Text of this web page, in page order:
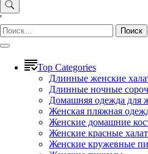
'
Найти:
Top Categories
Длинные женские
Длинные ночные
Домашняя одежда для
Женская пляжная
Женские домашние
Женские красные
Женские кружевные